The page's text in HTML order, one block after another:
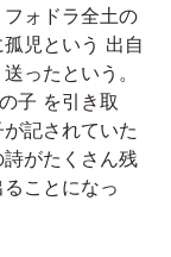
ォドラ全土の
児という 出自
ったという。
子 を引き取
記されていた
がたくさん残
ことになっ